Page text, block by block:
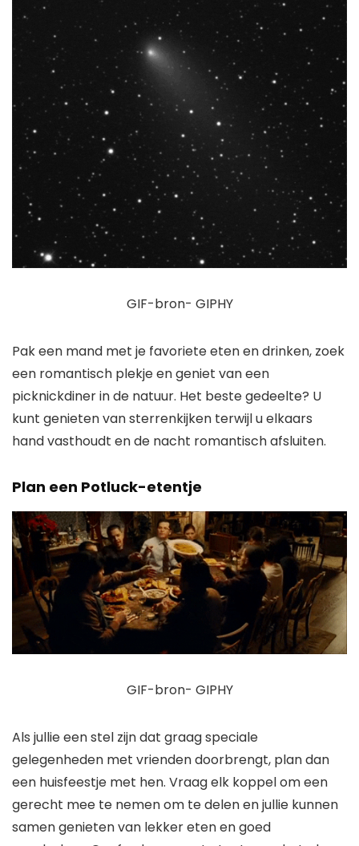
GIF-bron- GIPHY
Pak een mand met je favoriete eten en drinken, zoek
een romantisch plekje en geniet van een
picknickdiner in de natuur. Het beste gedeelte? U
kunt genieten van sterrenkijken terwijl u elkaars
hand vasthoudt en de nacht romantisch afsluiten.
Plan een Potluck-etentje
GIF-bron- GIPHY
Als jullie een stel zijn dat graag speciale
gelegenheden met vrienden doorbrengt, plan dan
een huisfeestje met hen. Vraag elk koppel om een ​​
gerecht mee te nemen om te delen en jullie kunnen
samen genieten van lekker eten en goed